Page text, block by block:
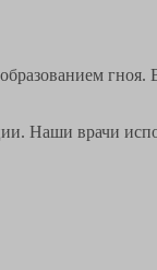
гноя.
Наши врачи